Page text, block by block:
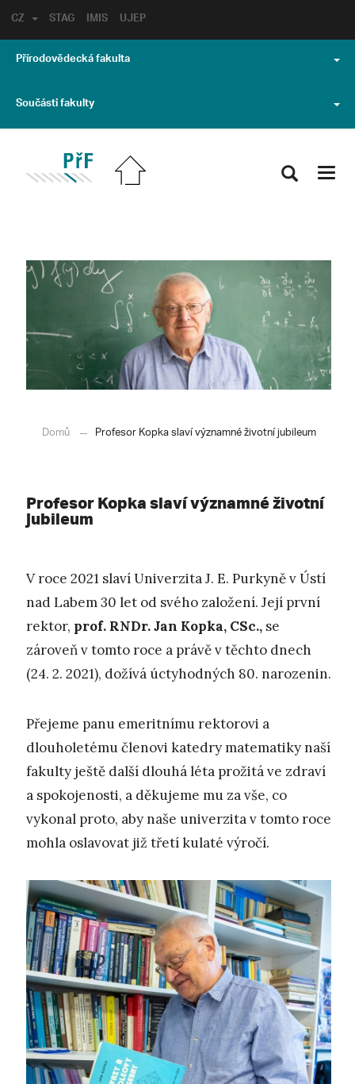
STAG IMIS UJEP
CZ
Přírodovědecká fakulta
Součásti fakulty
Domů Profesor Kopka slaví významné životní jubileum
Profesor Kopka slaví významné životní
jubileum
V roce 2021 slaví Univerzita J. E. Purkyně v Ústí
nad Labem 30 let od svého založení. Její první
rektor, prof. RNDr. Jan Kopka, CSc., se
zároveň v tomto roce a právě v těchto dnech
(24. 2. 2021), dožívá úctyhodných 80. narozenin.
Přejeme panu emeritnímu rektorovi a
dlouholetému členovi katedry matematiky naší
fakulty ještě další dlouhá léta prožitá ve zdraví
a spokojenosti, a děkujeme mu za vše, co
vykonal proto, aby naše univerzita v tomto roce
mohla oslavovat již třetí kulaté výročí.